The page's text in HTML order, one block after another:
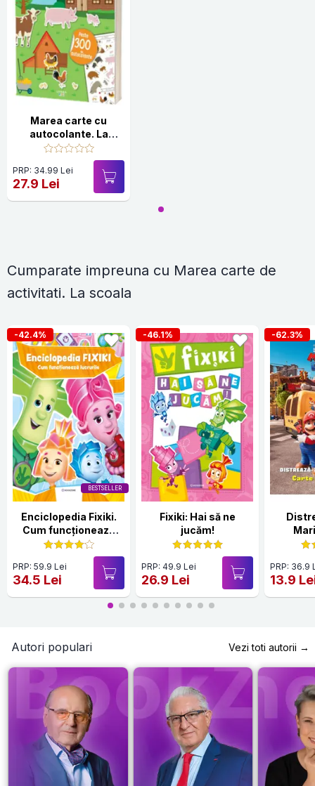
Marea carte cu
autocolante. La
ferma
PRP: 34.99 Lei
27.9 Lei
Cumparate impreuna cu Marea carte de
activitati. La scoala
BESTSELLER
-42.4%
Enciclopedia Fixiki.
Cum funcționează
lucrurile
PRP: 59.9 Lei
34.5 Lei
-46.1%
Fixiki: Hai să ne
jucăm!
PRP: 49.9 Lei
26.9 Lei
-62.3%
PRP: 36.9
13.9
Autori populari Vezi toti autorii →